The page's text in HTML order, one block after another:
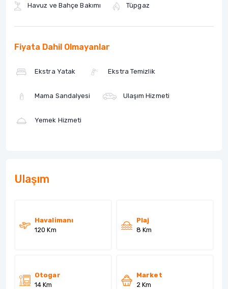
Havuz ve Bahçe Bakımı Tüpgaz
Fiyata Dahil Olmayanlar
Ekstra Yatak Ekstra Temizlik
Mama Sandalyesi Ulaşım Hizmeti
Yemek Hizmeti
Ulaşım
Havalimanı
120 Km
Plaj
8 Km
Otogar
14 Km
Market
2 Km